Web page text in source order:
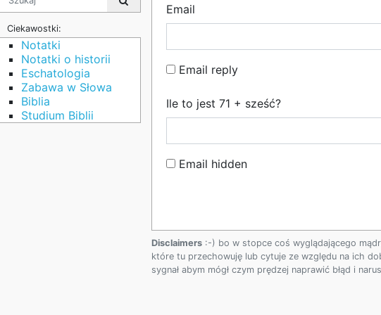
Ciekawostki:
Notatki
Notatki o historii
Eschatologia
Zabawa w Słowa
Biblia
Studium Biblii
Email
Email reply
Ile to jest 71 + sześć?
Email hidden
Disclaimers :-) bo w stopce coś wyglądającego
które tu przechowuję lub cytuje ze względu na ich
sygnał abym mógł czym prędzej naprawić błąd i